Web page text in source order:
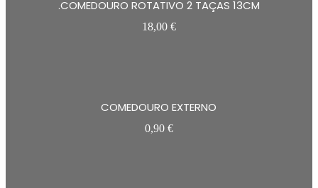
.COMEDOURO ROTATIVO 2 TAÇAS 13CM
18,00 €
COMEDOURO EXTERNO
0,90 €